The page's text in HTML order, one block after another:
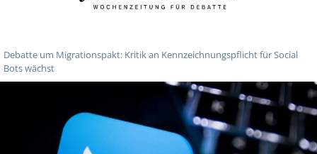
Debatte um Migrationspakt: Kritik an Kennzeichnungspflicht für Social
Bots wächst